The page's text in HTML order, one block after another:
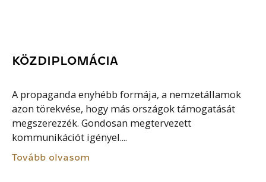
KÖZDIPLOMÁCIA
A propaganda enyhébb formája, a nemzetállamok
azon törekvése, hogy más országok támogatását
megszerezzék. Gondosan megtervezett
kommunikációt igényel....
Tovább olvasom